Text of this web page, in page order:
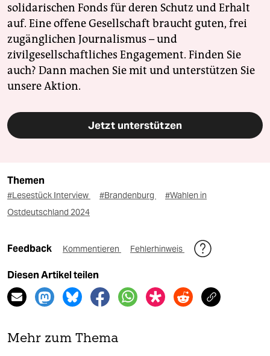
solidarischen Fonds für deren Schutz und Erhalt
auf. Eine offene Gesellschaft braucht guten, frei
zugänglichen Journalismus – und
zivilgesellschaftliches Engagement. Finden Sie
auch? Dann machen Sie mit und unterstützen Sie
unsere Aktion.
Jetzt unterstützen
Themen
#Lesestück Interview #Brandenburg
#Wahlen in
Ostdeutschland 2024
Feedback Kommentieren Fehlerhinweis
Diesen Artikel teilen
Mehr zum Thema